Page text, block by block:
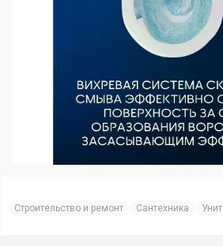
Строительство и ремонт Сантехника